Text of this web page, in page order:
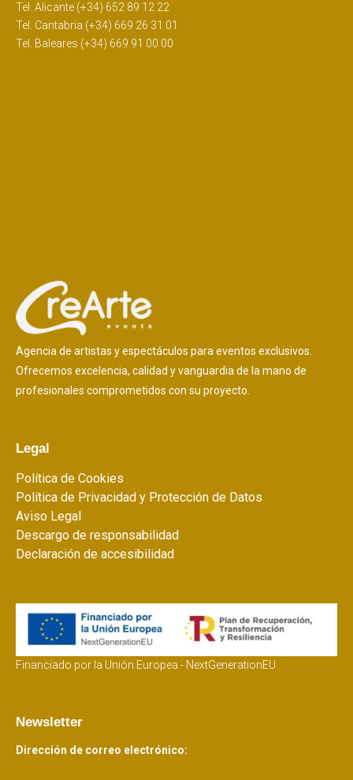
Tel. Alicante (+34) 652 89 12 22
Tel. Cantabria (+34) 669 26 31 01
Tel. Baleares (+34) 669 91 00 00
Agencia de artistas y espectáculos para eventos exclusivos.
Ofrecemos excelencia, calidad y vanguardia de la mano de
profesionales comprometidos con su proyecto.
Legal
Política de Cookies
Política de Privacidad y Protección de Datos
Aviso Legal
Descargo de responsabilidad
Declaración de accesibilidad
Financiado por la Unión Europea - NextGenerationEU
Newsletter
Dirección de correo electrónico: